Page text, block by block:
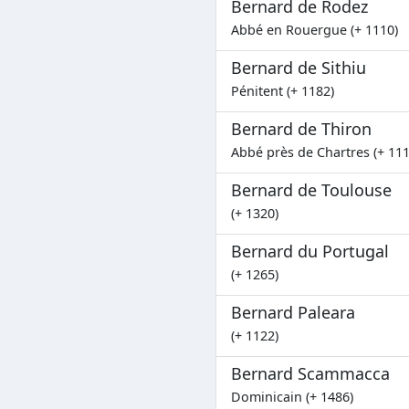
Bernard de Rodez
Abbé en Rouergue (+ 1110)
Bernard de Sithiu
Pénitent (+ 1182)
Bernard de Thiron
Abbé près de Chartres (+
Bernard de Toulouse
(+ 1320)
Bernard du Portugal
(+ 1265)
Bernard Paleara
(+ 1122)
Bernard Scammacca
Dominicain (+ 1486)